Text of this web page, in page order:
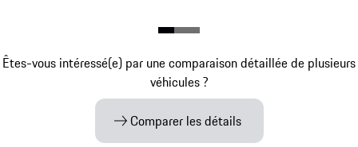
Êtes-vous intéressé(e) par une comparaison détaillée de plusieurs
véhicules ?
Comparer les détails